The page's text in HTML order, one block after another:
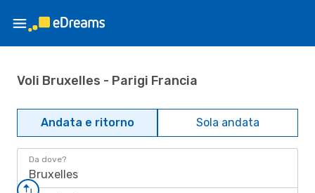
Voli Bruxelles - Parigi Francia
Andata e ritorno Sola andata
Da dove?
Bruxelles